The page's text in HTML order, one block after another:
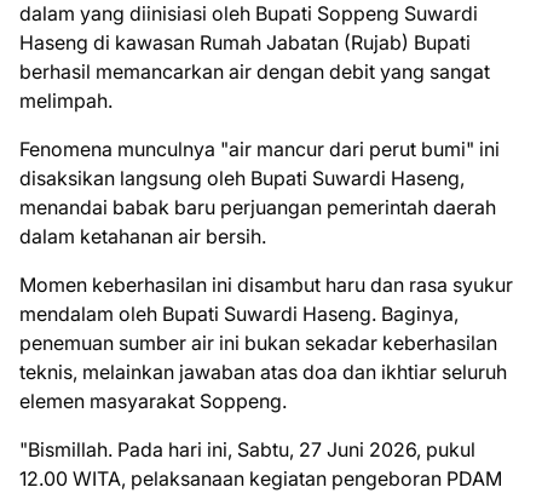
dalam yang diinisiasi oleh Bupati Soppeng Suwardi
Haseng di kawasan Rumah Jabatan (Rujab) Bupati
berhasil memancarkan air dengan debit yang sangat
melimpah.
Fenomena munculnya "air mancur dari perut bumi" ini
disaksikan langsung oleh Bupati Suwardi Haseng,
menandai babak baru perjuangan pemerintah daerah
dalam ketahanan air bersih.
Momen keberhasilan ini disambut haru dan rasa syukur
mendalam oleh Bupati Suwardi Haseng. Baginya,
penemuan sumber air ini bukan sekadar keberhasilan
teknis, melainkan jawaban atas doa dan ikhtiar seluruh
elemen masyarakat Soppeng.
"Bismillah. Pada hari ini, Sabtu, 27 Juni 2026, pukul
12.00 WITA, pelaksanaan kegiatan pengeboran PDAM